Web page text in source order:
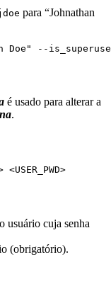
para “Johnathan
Doe"
é usado para alterar a
.
usuário cuja senha
(obrigatório).